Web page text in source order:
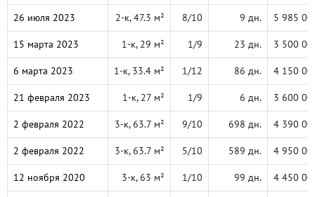
26 июля 2023 2-к, 47.3 м² 8/10 9 дн. 5 985
15 марта 2023 1-к, 29 м² 1/9 23 дн. 3 500
6 марта 2023 1-к, 33.4 м² 1/12 86 дн. 4 150
21 февраля 2023 1-к, 27 м² 1/9 6 дн. 3 600
2 февраля 2022 3-к, 63.7 м² 9/10 698 дн. 4 390
2 февраля 2022 3-к, 63.7 м² 5/10 589 дн. 4 950
12 ноября 2020 3-к, 63 м² 1/10 99 дн. 4 450